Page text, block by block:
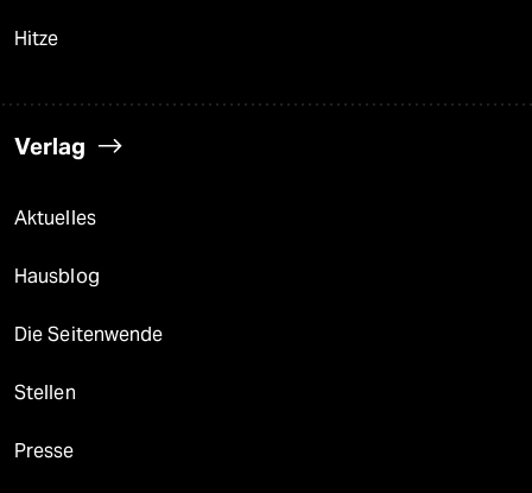
Hitze
Verlag
Aktuelles
Hausblog
Die Seitenwende
Stellen
Presse